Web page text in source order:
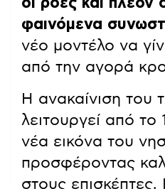
φαινόμενα
νέο μοντέλο να
από την αγορά
Η ανακαίνιση του
λειτουργεί από το
νέα εικόνα του
προσφέροντας
στους